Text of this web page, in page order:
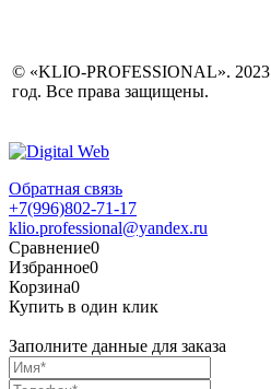
© «KLIO-PROFESSIONAL». 2023
год. Все права защищены.
Обратная связь
+7(996)802-71-17
klio.professional@yandex.ru
Сравнение0
Избранное0
Корзина0
Купить в один клик
Заполните данные для заказа